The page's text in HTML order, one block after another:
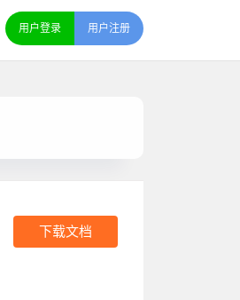
用户登录 用户注册
下载文档